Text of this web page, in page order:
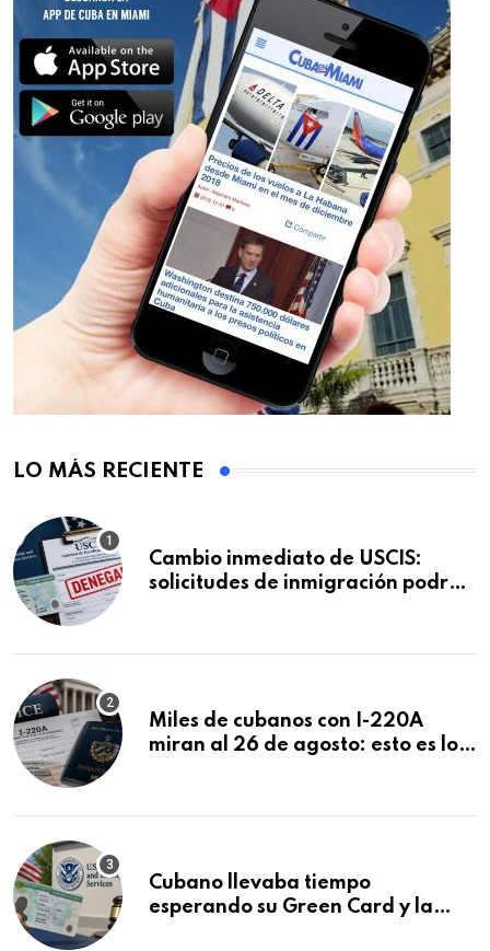
LO MÁS RECIENTE
Cambio inmediato de USCIS:
solicitudes de inmigración podrán
Miles de cubanos con I-220A
miran al 26 de agosto: esto es lo
Cubano llevaba tiempo
esperando su Green Card y la